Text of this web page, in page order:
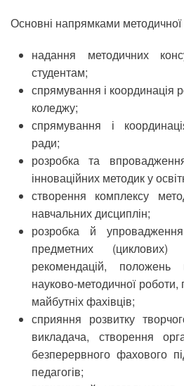
Основні напрямками методичної
надання методичних
студентам;
спрямування і координація
коледжу;
спрямування і
ради;
розробка та
інноваційних методик у
створення комплексу
навчальних дисциплін;
розробка й
предметних (циклових)
рекомендацій, положень
науково-методичної роботи,
майбутніх фахівців;
сприяння розвитку
викладача, створення
безперервного фахового
педагогів;